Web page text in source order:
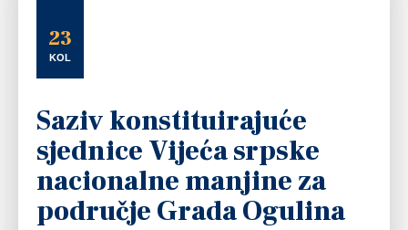
23
KOL
Saziv konstituirajuće
sjednice Vijeća srpske
nacionalne manjine za
područje Grada Ogulina